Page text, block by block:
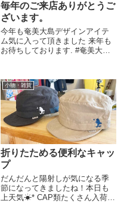
毎年のご来店ありがとうご
ざいます。
今年も奄美大島デザインアイテ
ム気に入って頂きました 来年も
お待ちしております. #奄美大島#
小物・雑貨
折りたためる便利なキャッ
プ
だんだんと陽射しが気になる季
節になってきましたね！本日も
上天気☀︎* CAP類たくさん入荷し